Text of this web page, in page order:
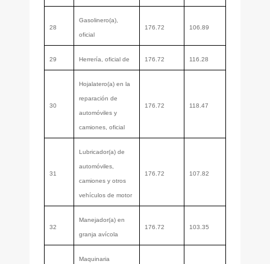
28
Gasolinero(a),
oficial
176.72 106.89
29 Herrería, oficial de 176.72 116.28
30
Hojalatero(a) en la
reparación de
automóviles y
camiones, oficial
176.72 118.47
31
Lubricador(a) de
automóviles,
camiones y otros
vehículos de motor
176.72 107.82
32
Manejador(a) en
granja avícola
176.72 103.35
Maquinaria